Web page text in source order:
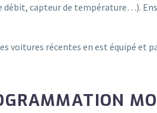
capteur de température…).
récentes en est équipé et